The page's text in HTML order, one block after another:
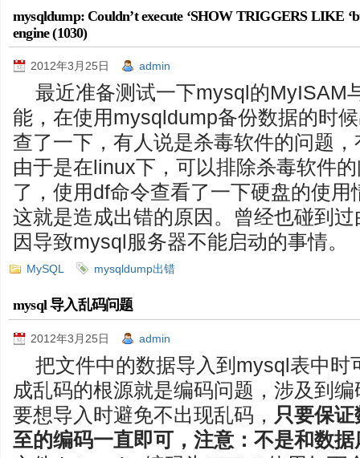
mysqldump: Couldn’t execute ‘SHOW TRIGGERS LIKE
engine (1030)
2012年3月25日 admin
最近准备测试一下mysql的MyISAM
能，在使用mysqldump备份数据的时
查了一下，有人说是杀毒软件的问题
由于是在linux下，可以排除杀毒软件
了，使用df命令查看了一下硬盘的使
这就是造成出错的原因。曾经也碰到
因导致mysql服务器不能启动的事情。
MySQL mysqldump出错
mysql 导入乱码问题
2012年3月25日 admin
把文件中的数据导入到mysql表中时
成乱码的根源就是编码问题，涉及到
要想导入时避免不出现乱码， 只要保
至的编码一直即可，注意：不是和数